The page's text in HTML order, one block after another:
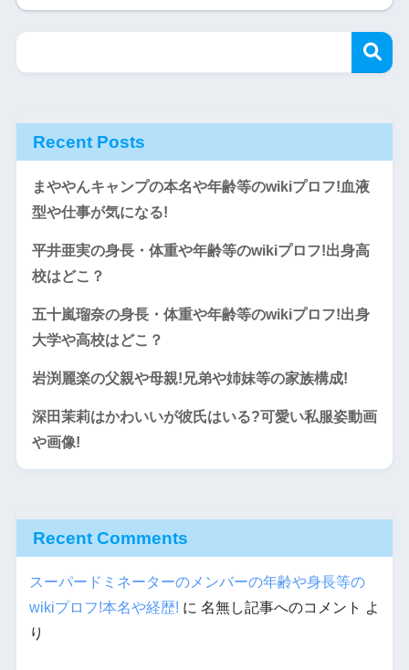
Recent Posts
まややんキャンプの本名や年齢等のwikiプロフ!血液
型や仕事が気になる!
平井亜実の身長・体重や年齢等のwikiプロフ!出身高
校はどこ？
五十嵐瑠奈の身長・体重や年齢等のwikiプロフ!出身
大学や高校はどこ？
岩渕麗楽の父親や母親!兄弟や姉妹等の家族構成!
深田茉莉はかわいいが彼氏はいる?可愛い私服姿動画
や画像!
Recent Comments
スーパードミネーターのメンバーの年齢や身長等の
wikiプロフ!本名や経歴! に 名無し記事へのコメント よ
り